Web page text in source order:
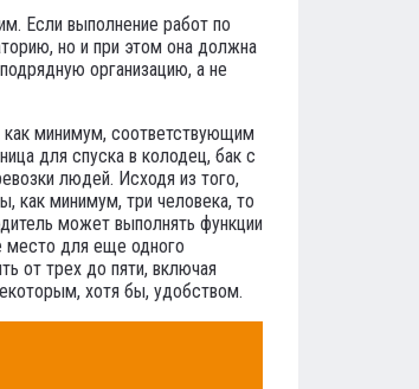
Если выполнение работ по
но и при этом она должна
организацию, а не
как минимум, соответствующим
для спуска в колодец, бак с
людей. Исходя из того,
как минимум, три человека, то
может выполнять функции
место для еще одного
от трех до пяти, включая
хотя бы, удобством.